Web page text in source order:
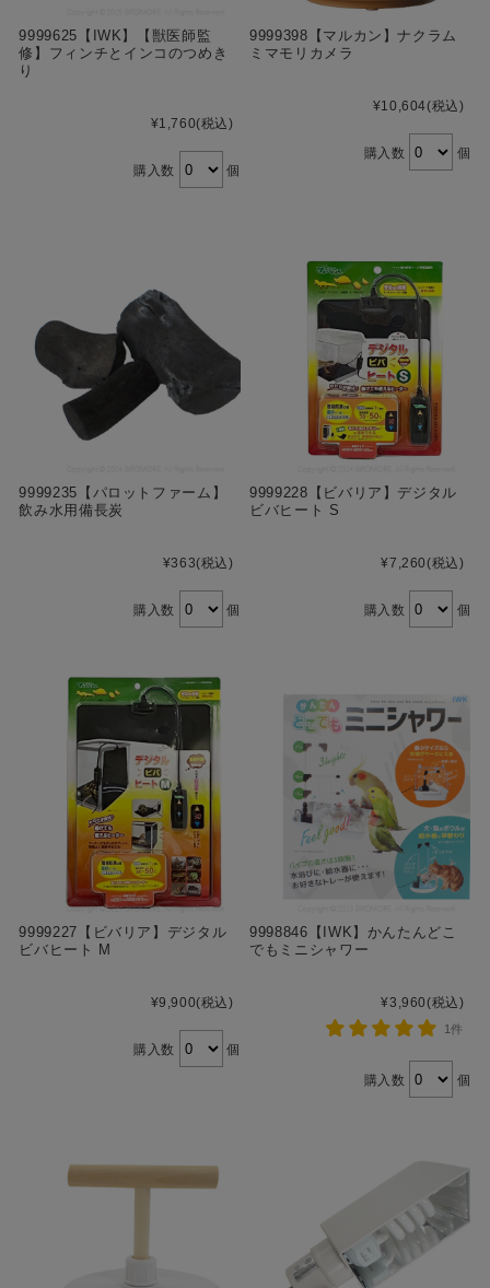
9999625【IWK】【獣医師監
修】フィンチとインコのつめき
り
¥1,760(税込)
購入数 個
9999398【マルカン】ナクラム
ミマモリカメラ
¥10,604(税込)
購入数 個
9999235【パロットファーム】
飲み水用備長炭
¥363(税込)
購入数 個
9999228【ビバリア】デジタル
ビバヒート S
¥7,260(税込)
購入数 個
9999227【ビバリア】デジタル
ビバヒート M
¥9,900(税込)
購入数 個
9998846【IWK】かんたんどこ
でもミニシャワー
¥3,960(税込)
1件
購入数 個